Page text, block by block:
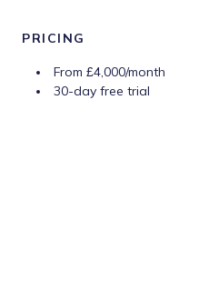
PRICING
From £4,000/month
30-day free trial